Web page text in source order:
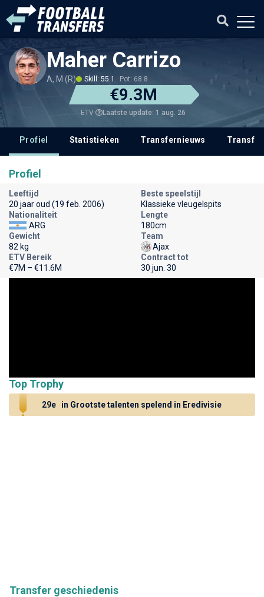
Maher Carrizo
A, M (R) Skill: 55.1 Pot: 68.8
€9.3M
ETV Laatste update: 1 aug. 26
Profiel Statistieken Transfernieuws
Transfer geschiedenis
Profiel
Leeftijd
20 jaar oud (19 feb. 2006)
Beste speelstijl
Klassieke vleugelspits
Nationaliteit
ARG
Lengte
180cm
Gewicht
82 kg
Team
Ajax
ETV Bereik
€7M – €11.6M
Contract tot
30 jun. 30
Top Trophy
29e in Grootste talenten spelend in Eredivisie